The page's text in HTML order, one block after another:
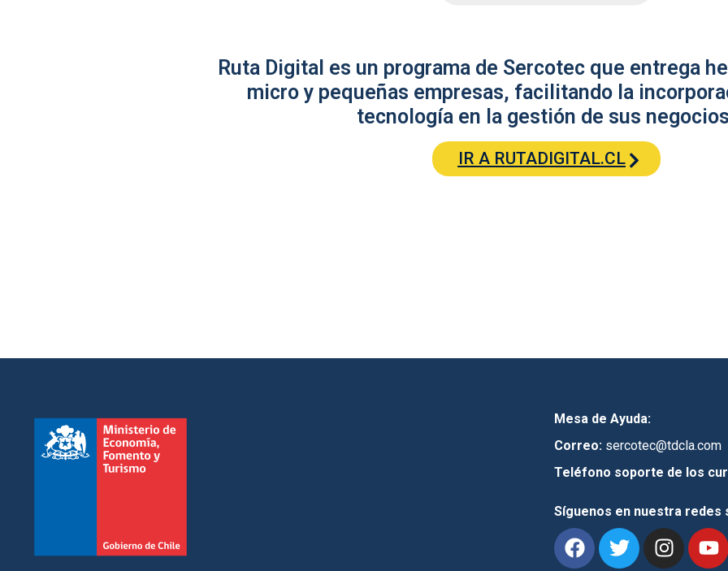
Ruta Digital es un programa de Sercotec que entrega
micro y pequeñas empresas, facilitando la
tecnología en la gestión de sus
IR A RUTADIGITAL.CL
Mesa de Ayuda:
Correo: sercotec@tdcla.com
Teléfono soporte de los
Síguenos en nuestra redes